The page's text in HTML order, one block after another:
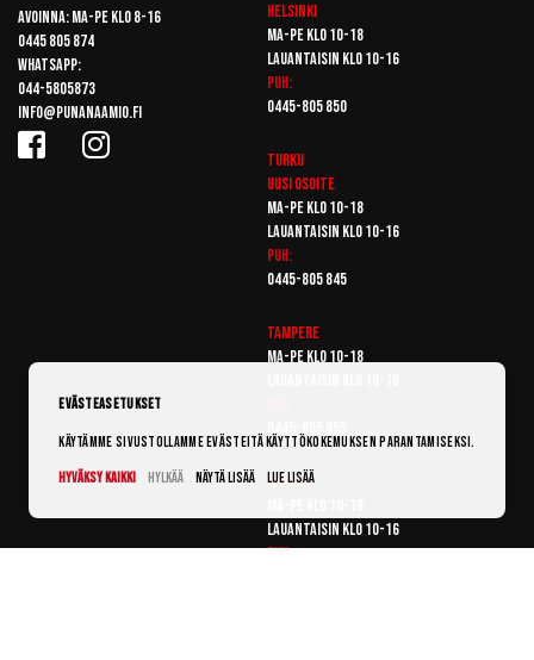
Avoinna: Ma-pe klo 8-16
0445 805 874
Whatsapp:
044-5805873
info@punanaamio.fi
Helsinki
Ma-pe klo 10-18
Lauantaisin klo 10-16
Puh:
0445-805 850
Turku
Uusi osoite
Ma-pe klo 10-18
Lauantaisin klo 10-16
Puh:
0445-805 845
Tampere
Ma-pe klo 10-18
Vantaa
Lauantaisin klo 10-16
Puh:
Evästeasetukset
Käytämme sivustollamme evästeitä käyttökokemuksen parantamiseksi.
Hyväksy kaikki
Hylkää Näytä lisää Lue lisää